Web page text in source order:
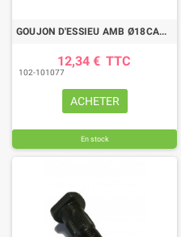
GOUJON D'ESSIEU AMB Ø18CAN Ø19,5 X 11 LG75
12,34 € TTC
102-101077
ACHETER
En stock